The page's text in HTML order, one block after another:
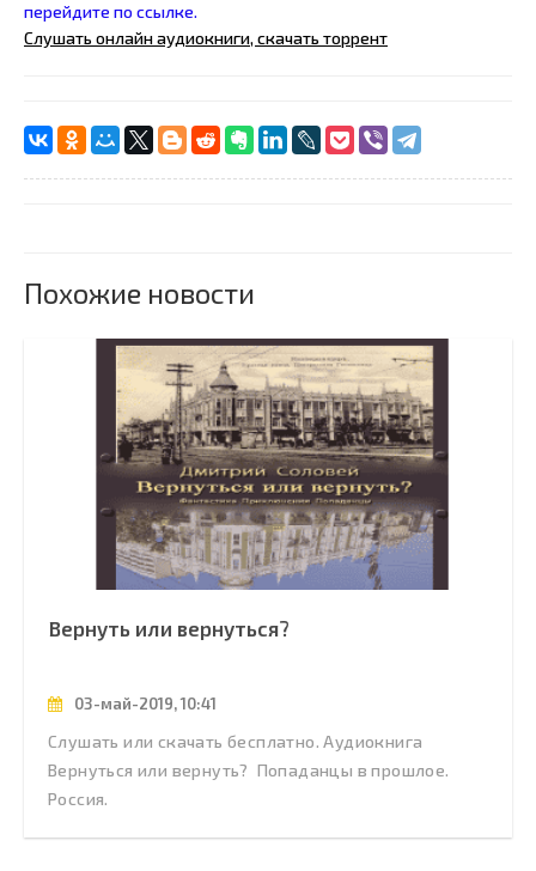
перейдите по ссылке.
Слушать онлайн аудиокниги, скачать торрент
Похожие новости
Вернуть или вернуться?
03-май-2019, 10:41
Слушать или скачать бесплатно. Аудиокнига
Вернуться или вернуть? Попаданцы в прошлое.
Россия.